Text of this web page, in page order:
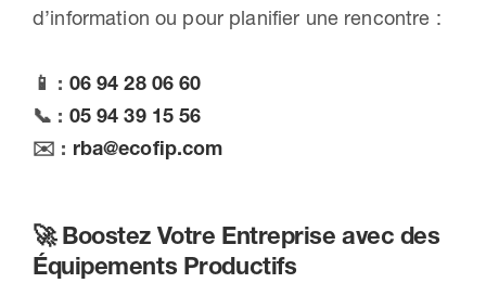
d’information ou pour planifier une rencontre :
📱 : 06 94 28 06 60
📞 : 05 94 39 15 56
✉️ : rba@ecofip.com
🚀Boostez Votre Entreprise avec des
Équipements Productifs